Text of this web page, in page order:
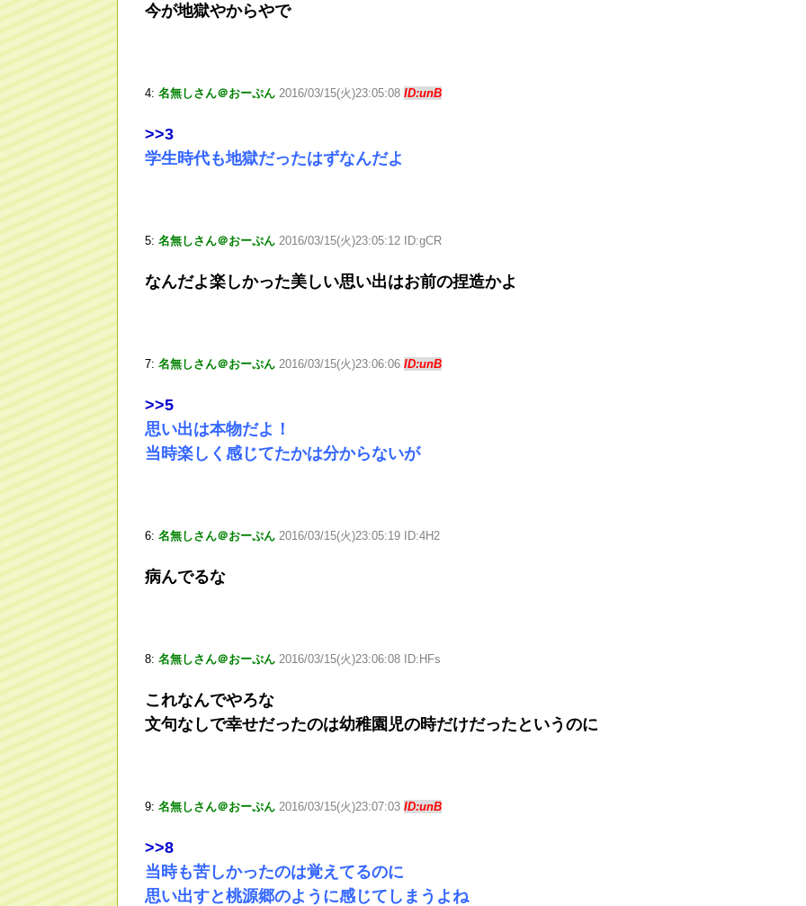
今が地獄やからやで
4: 名無しさん＠おーぷん 2016/03/15(火)23:05:08 ID:unB
>>3
学生時代も地獄だったはずなんだよ
5: 名無しさん＠おーぷん 2016/03/15(火)23:05:12 ID:gCR
なんだよ楽しかった美しい思い出はお前の捏造かよ
7: 名無しさん＠おーぷん 2016/03/15(火)23:06:06 ID:unB
>>5
思い出は本物だよ！
当時楽しく感じてたかは分からないが
6: 名無しさん＠おーぷん 2016/03/15(火)23:05:19 ID:4H2
病んでるな
8: 名無しさん＠おーぷん 2016/03/15(火)23:06:08 ID:HFs
これなんでやろな
文句なしで幸せだったのは幼稚園児の時だけだったというのに
9: 名無しさん＠おーぷん 2016/03/15(火)23:07:03 ID:unB
>>8
当時も苦しかったのは覚えてるのに
思い出すと桃源郷のように感じてしまうよね